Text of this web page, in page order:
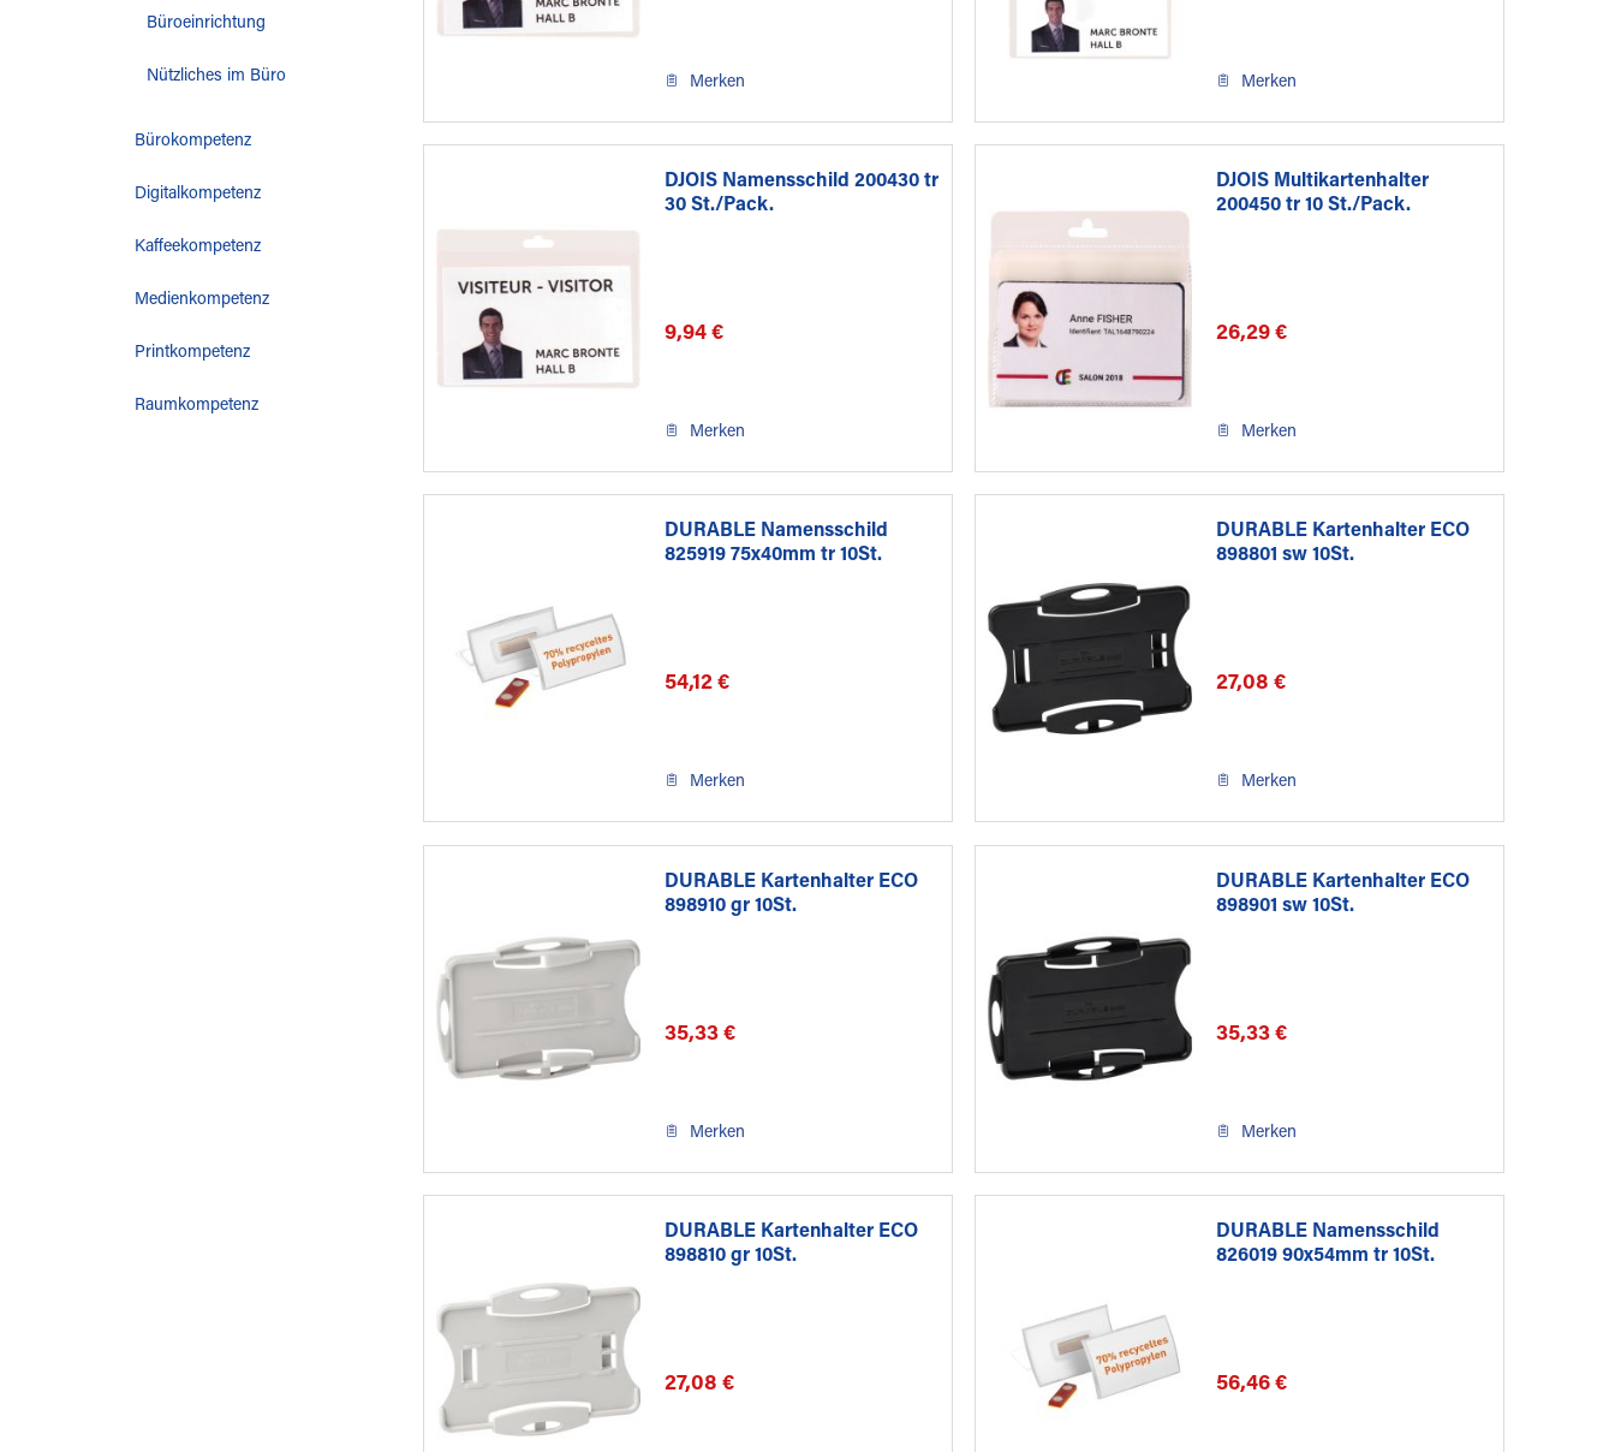
Büroeinrichtung
Nützliches im Büro
Bürokompetenz
Digitalkompetenz
Kaffeekompetenz
Medienkompetenz
Printkompetenz
Raumkompetenz
Merken Merken
DJOIS Namensschild 200430 tr
30 St./Pack.
9,94 €
Merken
DJOIS Multikartenhalter
200450 tr 10 St./Pack.
26,29 €
Merken
DURABLE Namensschild
825919 75x40mm tr 10St.
54,12 €
Merken
DURABLE Kartenhalter ECO
898801 sw 10St.
27,08 €
Merken
DURABLE Kartenhalter ECO
898910 gr 10St.
35,33 €
Merken
DURABLE Kartenhalter ECO
898901 sw 10St.
35,33 €
Merken
DURABLE Kartenhalter ECO
898810 gr 10St.
27,08 €
DURABLE Namensschild
826019 90x54mm tr 10St.
56,46 €